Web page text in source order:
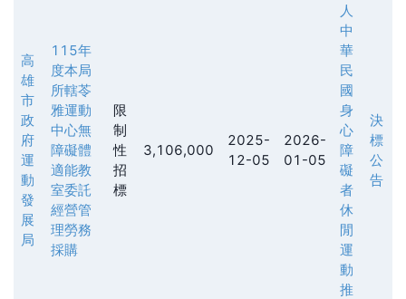
高
雄
市
政
府
運
動
發
展
局
115年
度本局
所轄苓
雅運動
中心無
障礙體
適能教
室委託
經營管
理勞務
採購
限
制
性
招
標
3,106,000
2025-
12-05
2026-
01-05
人
中
華
民
國
身
心
障
礙
者
休
閒
運
動
推
決
標
公
告